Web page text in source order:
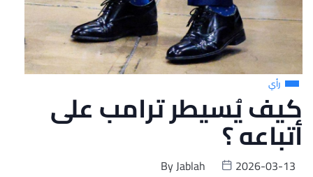
رأي
كيف يُسيطر ترامب على
أتباعه ؟
ByJablah
2026-03-13